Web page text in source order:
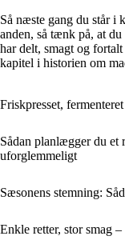
Så næste gang du står i
anden, så tænk på, at
har delt, smagt og
kapitel i historien om
Friskpresset,
Sådan planlægger du et
uforglemmeligt
Sæsonens stemning:
Enkle retter, stor smag